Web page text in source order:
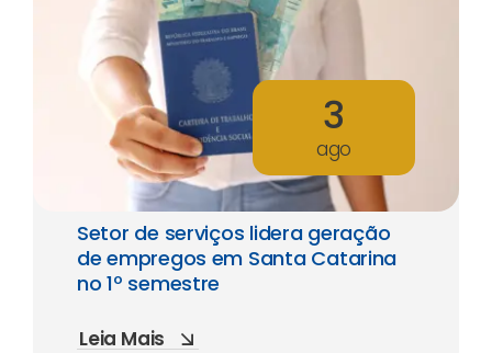
3
ago
Setor de serviços lidera geração
de empregos em Santa Catarina
no 1º semestre
Leia Mais